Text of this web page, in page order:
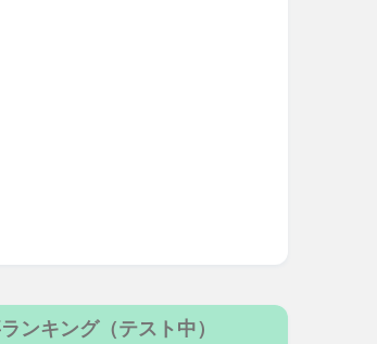
ンキング（テスト中）